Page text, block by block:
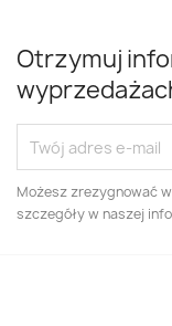
Otrzymuj
Możesz zrezygnować
szczegóły w naszej